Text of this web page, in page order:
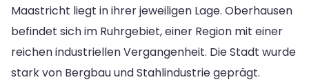
Maastricht liegt in ihrer jeweiligen Lage. Oberhausen
befindet sich im Ruhrgebiet, einer Region mit einer
reichen industriellen Vergangenheit. Die Stadt wurde
stark von Bergbau und Stahlindustrie geprägt.